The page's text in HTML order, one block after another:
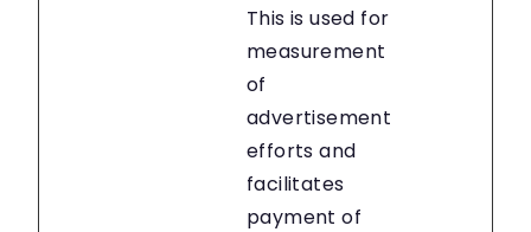
This is used for
measurement
of
advertisement
efforts and
facilitates
payment of